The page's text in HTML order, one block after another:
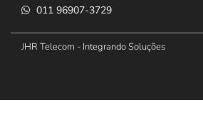
011 96907-3729
JHR Telecom - Integrando Soluções